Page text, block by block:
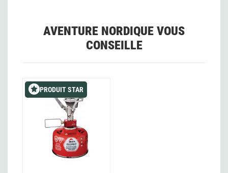
AVENTURE NORDIQUE VOUS
CONSEILLE
PRODUIT STAR